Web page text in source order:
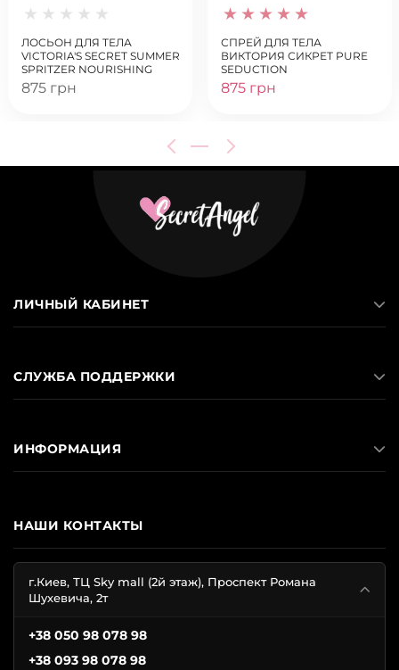
ЛОСЬОН ДЛЯ ТЕЛА
VICTORIA'S SECRET SUMMER
SPRITZER NOURISHING
HAND & BODY LOTION
CITRUS CHILL
875 грн
СПРЕЙ ДЛЯ ТЕЛА
ВИКТОРИЯ СИКРЕТ PURE
SEDUCTION
875 грн
НАШИ КОНТАКТЫ
г.Киев, ТЦ Sky mall (2й этаж), Проспект Романа
Шухевича, 2т
+38 050 98 078 98
+38 093 98 078 98
ЛИЧНЫЙ КАБИНЕТ
СЛУЖБА ПОДДЕРЖКИ
ИНФОРМАЦИЯ